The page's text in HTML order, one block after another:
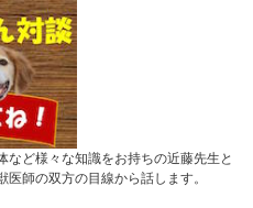
ど様々な知識をお持ちの近藤先生と
師の双方の目線から話します。